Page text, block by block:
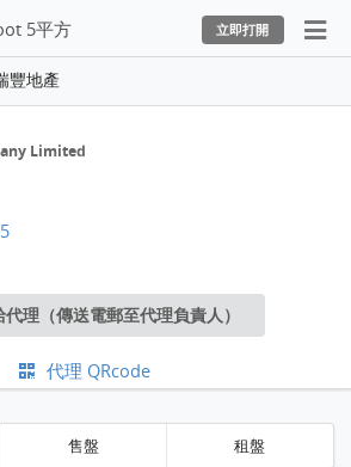
5平方 立即打開
豐地產
Limited
理（傳送電郵至代理負責人）
代理 QRcode
售盤 租盤